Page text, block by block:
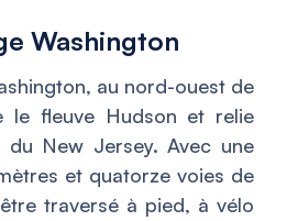
Washington
au nord-ouest de
le fleuve Hudson et relie
du New Jersey. Avec une
et quatorze voies de
traversé à pied, à vélo